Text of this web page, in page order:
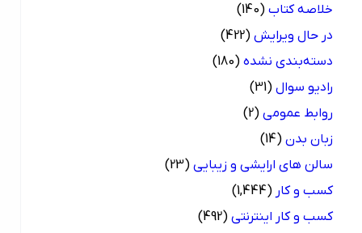
خلاصه کتاب (140)
در حال ویرایش (422)
دسته‌بندی نشده (180)
رادیو سوال (31)
روابط عمومی (2)
زبان بدن (14)
سالن های ارایشی و زیبایی (23)
کسب و کار (1,444)
کسب و کار اینترنتی (492)